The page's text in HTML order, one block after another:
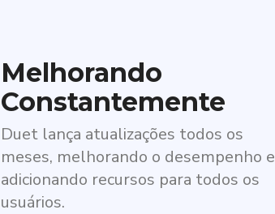
Melhorando
Constantemente
Duet lança atualizações todos os
meses, melhorando o desempenho e
adicionando recursos para todos os
usuários.